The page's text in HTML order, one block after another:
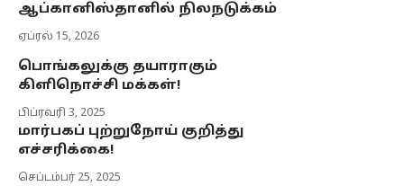
ஆப்கானிஸ்தானில் நிலநடுக்கம்
ஏப்ரல் 15, 2026
பொங்கலுக்கு தயாராகும்
கிளிநொச்சி மக்கள்!
பிப்ரவரி 3, 2025
மார்பகப் புற்றுநோய் குறித்து
எச்சரிக்கை!
செப்டம்பர் 25, 2025